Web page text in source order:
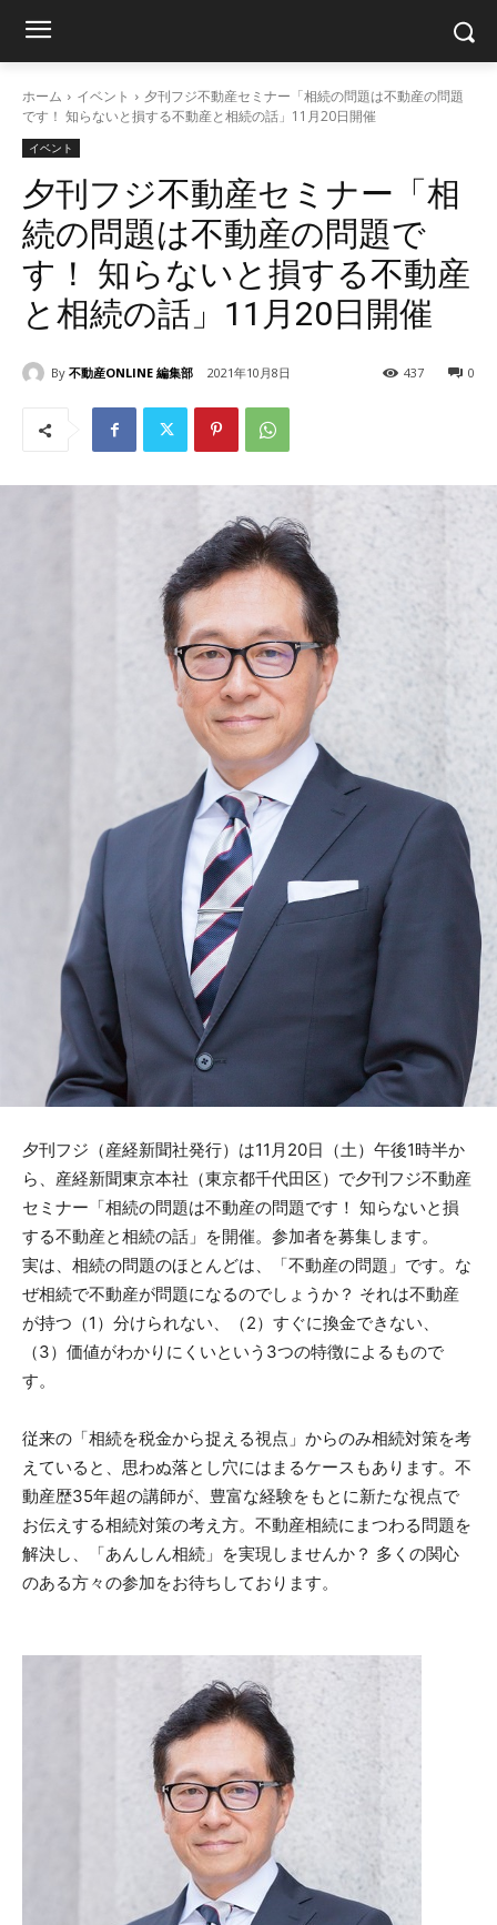
ホーム イベント
夕刊フジ不動産セミナー「相続の問題は不動産の問題
です！ 知らないと損する不動産と相続の話」11月20日開催
イベント
夕刊フジ不動産セミナー「相
続の問題は不動産の問題で
す！ 知らないと損する不動産
と相続の話」11月20日開催
By 不動産ONLINE 編集部 2021年10月8日 0
437
夕刊フジ（産経新聞社発行）は11月20日（土）午後1時半か
ら、産経新聞東京本社（東京都千代田区）で夕刊フジ不動産
セミナー「相続の問題は不動産の問題です！ 知らないと損
する不動産と相続の話」を開催。参加者を募集します。
実は、相続の問題のほとんどは、「不動産の問題」です。な
ぜ相続で不動産が問題になるのでしょうか？ それは不動産
が持つ（1）分けられない、（2）すぐに換金できない、
（3）価値がわかりにくいという3つの特徴によるもので
す。
従来の「相続を税金から捉える視点」からのみ相続対策を考
えていると、思わぬ落とし穴にはまるケースもあります。不
動産歴35年超の講師が、豊富な経験をもとに新たな視点で
お伝えする相続対策の考え方。不動産相続にまつわる問題を
解決し、「あんしん相続」を実現しませんか？ 多くの関心
のある方々の参加をお待ちしております。